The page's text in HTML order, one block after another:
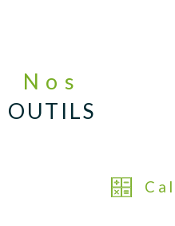
Nos
OUTILS